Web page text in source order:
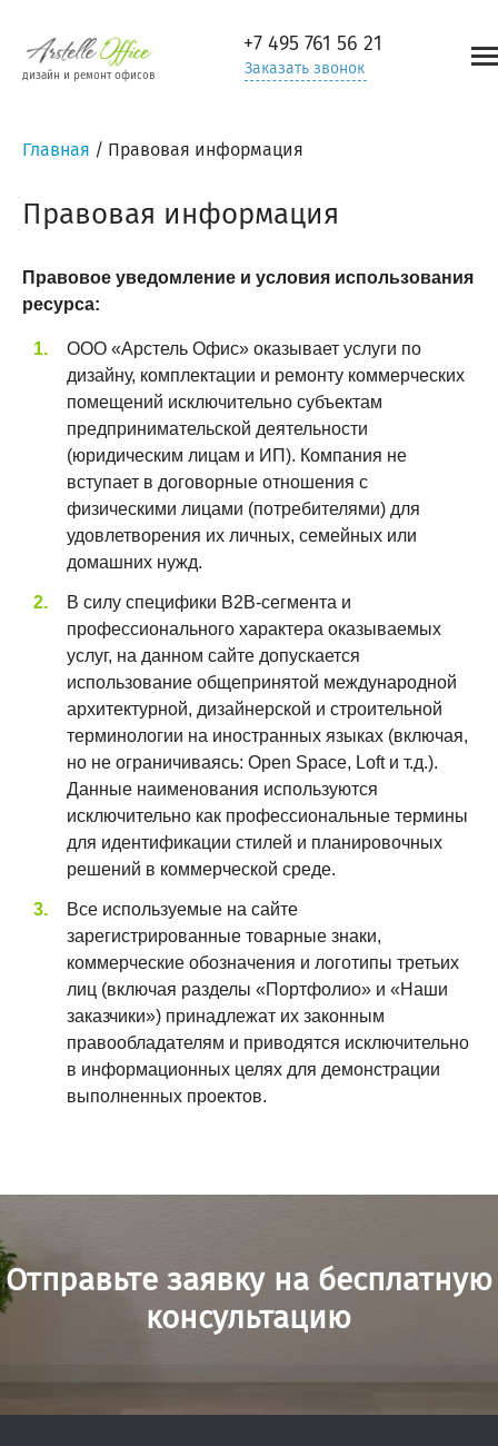
дизайн и ремонт офисов
+7 495761 56 21
Заказать звонок
Главная / Правовая информация
Правовая информация
Правовое уведомление и условия использования
ресурса:
ООО «Арстель Офис» оказывает услуги по
дизайну, комплектации и ремонту коммерческих
помещений исключительно субъектам
предпринимательской деятельности
(юридическим лицам и ИП). Компания не
вступает в договорные отношения с
физическими лицами (потребителями) для
удовлетворения их личных, семейных или
домашних нужд.
В силу специфики B2B-сегмента и
профессионального характера оказываемых
услуг, на данном сайте допускается
использование общепринятой международной
архитектурной, дизайнерской и строительной
терминологии на иностранных языках (включая,
но не ограничиваясь: Open Space, Loft и т.д.).
Данные наименования используются
исключительно как профессиональные термины
для идентификации стилей и планировочных
решений в коммерческой среде.
Все используемые на сайте
зарегистрированные товарные знаки,
коммерческие обозначения и логотипы третьих
лиц (включая разделы «Портфолио» и «Наши
заказчики») принадлежат их законным
правообладателям и приводятся исключительно
в информационных целях для демонстрации
выполненных проектов.
Отправьте заявку на бесплатную
консультацию